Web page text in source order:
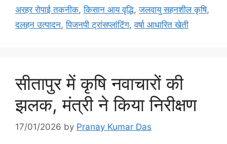
अरहर रोपाई तकनीक,किसान आय वृद्धि,जलवायु सहनशील कृषि,
दलहन उत्पादन,पिजनपी ट्रांसप्लांटिंग,वर्षा आधारित खेती
सीतापुर में कृषि नवाचारों की
झलक, मंत्री ने किया निरीक्षण
17/01/2026 by Pranay Kumar Das